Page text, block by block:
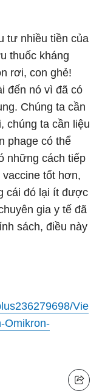
tư nhiều tiền của
thuốc kháng
rơi, con ghẻ!
đến nó vì đã có
Chúng ta cần
chúng ta cần liệu
phage có thể
những cách tiếp
tốt hơn,
cái đó lại ít được
gia y tế đã
sách, điều này
Vie
Omikron-